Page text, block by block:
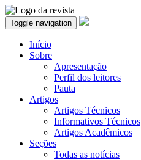
Toggle navigation
Início
Sobre
Apresentação
Perfil dos leitores
Pauta
Artigos
Artigos Técnicos
Informativos Técnicos
Artigos Acadêmicos
Seções
Todas as notícias